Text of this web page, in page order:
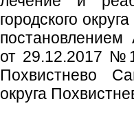
городского
постановлением
от 29.12.2017
Похвистнево
округа